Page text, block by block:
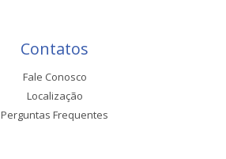
Contatos
Fale Conosco
Localização
Perguntas Frequentes